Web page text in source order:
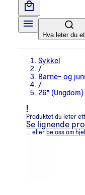
Hva leter du
Sykkel
/
Barne- og
/
26" (Ungdom)
!
Produktet du leter
Se lignende
... eller be oss om